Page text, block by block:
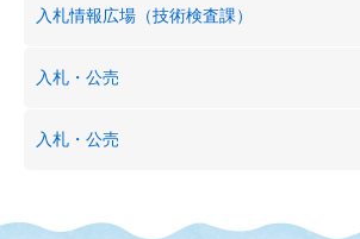
入札情報広場（技術検査課）
入札・公売
入札・公売